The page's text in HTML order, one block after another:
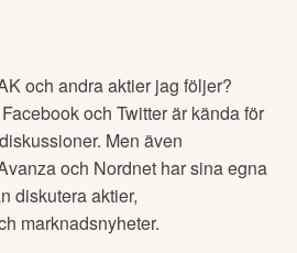
och andra aktier jag följer?
och Twitter är kända för
Men även
och Nordnet har sina egna
diskutera aktier,
marknadsnyheter.